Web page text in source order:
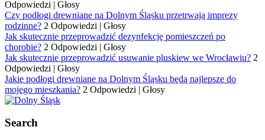
Odpowiedzi | Głosy
Czy podłogi drewniane na Dolnym Śląsku przetrwają imprezy
rodzinne? 2 Odpowiedzi | Głosy
Jak skutecznie przeprowadzić dezynfekcję pomieszczeń po
chorobie? 2 Odpowiedzi | Głosy
Jak skutecznie przeprowadzić usuwanie pluskiew we Wrocławiu? 2
Odpowiedzi | Głosy
Jakie podłogi drewniane na Dolnym Śląsku będą najlepsze do
mojego mieszkania? 2 Odpowiedzi | Głosy
Search